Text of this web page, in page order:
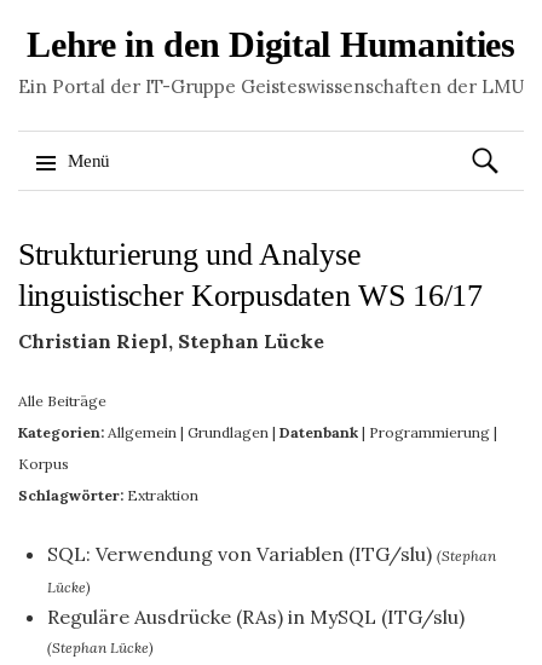
Lehre in den Digital Humanities
Ein Portal der IT-Gruppe Geisteswissenschaften der LMU
Menü
zum
Suchen
nach:
Strukturierung und Analyse
linguistischer Korpusdaten WS 16/17
Christian Riepl, Stephan Lücke
Alle Beiträge
Kategorien: Allgemein | Grundlagen | Datenbank | Programmierung |
Korpus
Schlagwörter: Extraktion
SQL: Verwendung von Variablen (ITG/slu) (Stephan
Lücke)
Reguläre Ausdrücke (RAs) in MySQL (ITG/slu)
(Stephan Lücke)